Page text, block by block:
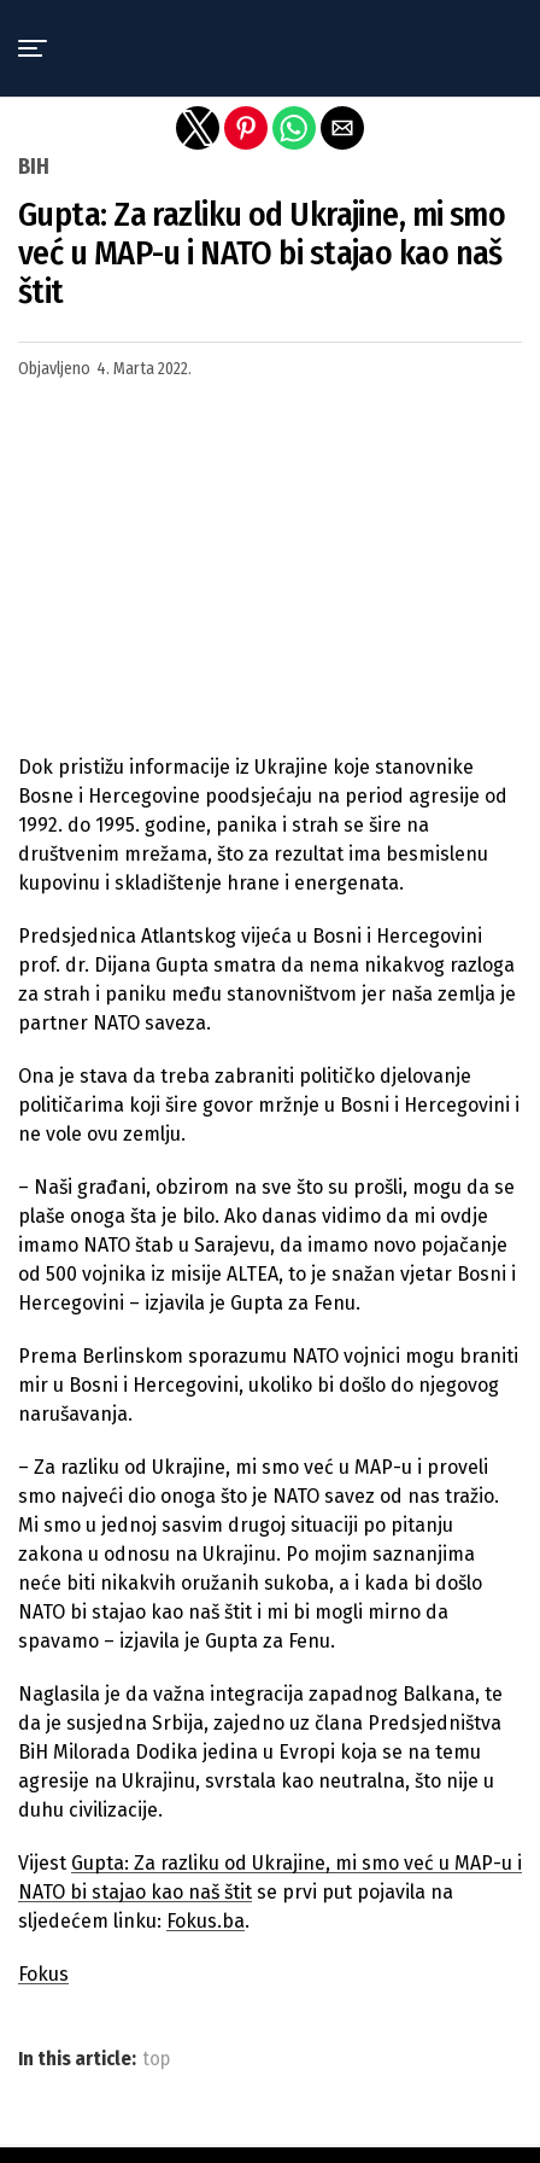
BIH
Gupta: Za razliku od Ukrajine, mi smo
već u MAP-u i NATO bi stajao kao naš
štit
Objavljeno 4. Marta 2022.
Dok pristižu informacije iz Ukrajine koje stanovnike
Bosne i Hercegovine poodsjećaju na period agresije od
1992. do 1995. godine, panika i strah se šire na
društvenim mrežama, što za rezultat ima besmislenu
kupovinu i skladištenje hrane i energenata.
Predsjednica Atlantskog vijeća u Bosni i Hercegovini
prof. dr. Dijana Gupta smatra da nema nikakvog razloga
za strah i paniku među stanovništvom jer naša zemlja je
partner NATO saveza.
Ona je stava da treba zabraniti političko djelovanje
političarima koji šire govor mržnje u Bosni i Hercegovini i
ne vole ovu zemlju.
– Naši građani, obzirom na sve što su prošli, mogu da se
plaše onoga šta je bilo. Ako danas vidimo da mi ovdje
imamo NATO štab u Sarajevu, da imamo novo pojačanje
od 500 vojnika iz misije ALTEA, to je snažan vjetar Bosni i
Hercegovini – izjavila je Gupta za Fenu.
Prema Berlinskom sporazumu NATO vojnici mogu braniti
mir u Bosni i Hercegovini, ukoliko bi došlo do njegovog
narušavanja.
– Za razliku od Ukrajine, mi smo već u MAP-u i proveli
smo najveći dio onoga što je NATO savez od nas tražio.
Mi smo u jednoj sasvim drugoj situaciji po pitanju
zakona u odnosu na Ukrajinu. Po mojim saznanjima
neće biti nikakvih oružanih sukoba, a i kada bi došlo
NATO bi stajao kao naš štit i mi bi mogli mirno da
spavamo – izjavila je Gupta za Fenu.
Naglasila je da važna integracija zapadnog Balkana, te
da je susjedna Srbija, zajedno uz člana Predsjedništva
BiH Milorada Dodika jedina u Evropi koja se na temu
agresije na Ukrajinu, svrstala kao neutralna, što nije u
duhu civilizacije.
Vijest Gupta: Za razliku od Ukrajine, mi smo već u MAP-u i
NATO bi stajao kao naš štit se prvi put pojavila na
sljedećem linku: Fokus.ba.
Fokus
In this article: top